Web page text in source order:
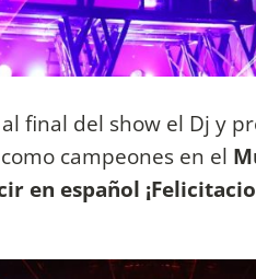
final del show el Dj y
campeones en el
en español